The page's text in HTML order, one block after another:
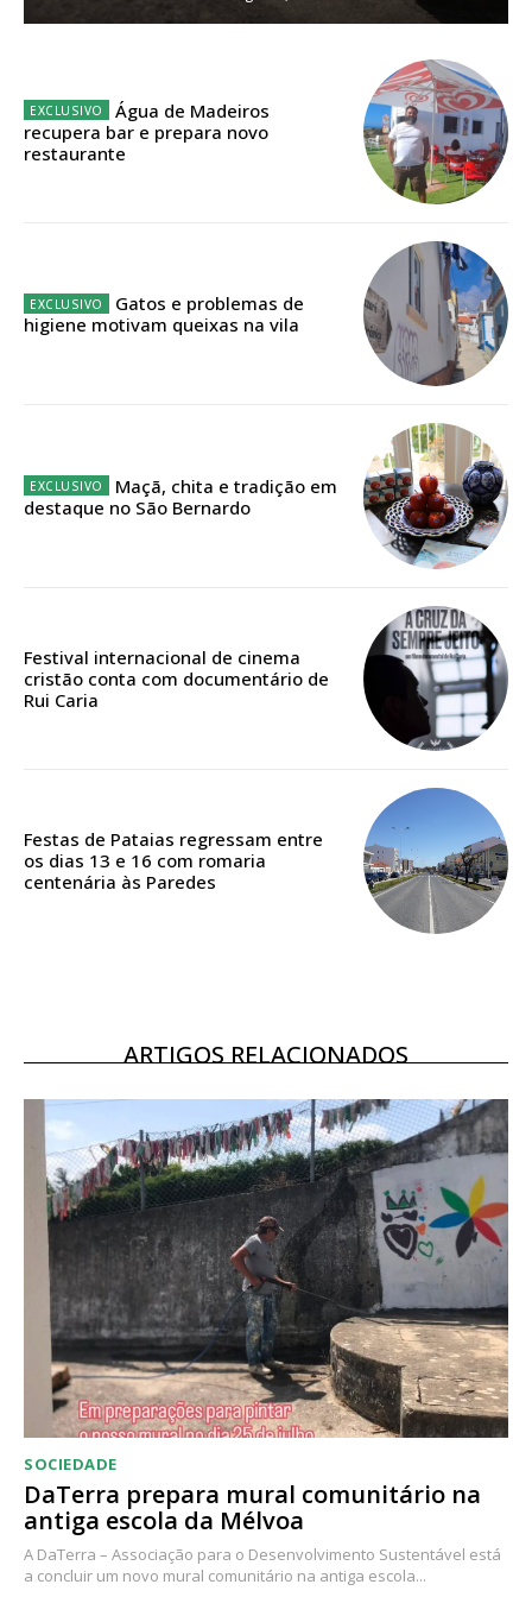
IMPRESSA
32
Edição em papel entregue à Quinta-feira em sua
casa
ASSINATURA
DIGITAL ANUAL
Acesso ao conteúdo online
Acesso aos conteúdos Exclusivos para
Escolha o plano
Água de Madeiros
recupera bar e prepara novo
restaurante
Gatos e problemas de
higiene motivam queixas na vila
Maçã, chita e tradição em
destaque no São Bernardo
Festival internacional de cinema
cristão conta com documentário de
Rui Caria
Festas de Pataias regressam entre
os dias 13 e 16 com romaria
centenária às Paredes
ARTIGOS RELACIONADOS
SOCIEDADE
DaTerra prepara mural comunitário na
antiga escola da Mélvoa
A DaTerra – Associação para o Desenvolvimento Sustentável está
a concluir um novo mural comunitário na antiga escola...